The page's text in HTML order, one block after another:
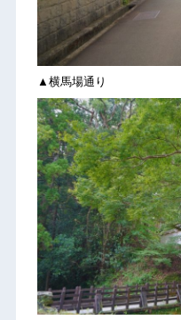
▲横馬場通り